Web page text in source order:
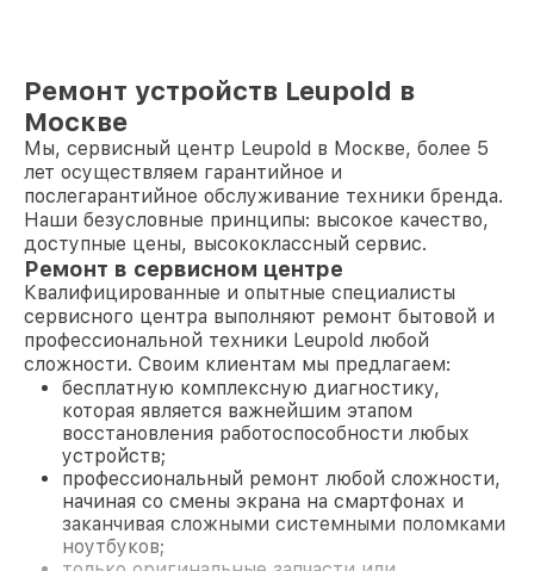
Ремонт устройств Leupold в
Москве
Мы, сервисный центр Leupold в Москве, более 5
лет осуществляем гарантийное и
послегарантийное обслуживание техники бренда.
Наши безусловные принципы: высокое качество,
доступные цены, высококлассный сервис.
Ремонт в сервисном центре
Квалифицированные и опытные специалисты
сервисного центра выполняют ремонт бытовой и
профессиональной техники Leupold любой
сложности. Своим клиентам мы предлагаем:
бесплатную комплексную диагностику,
которая является важнейшим этапом
восстановления работоспособности любых
устройств;
профессиональный ремонт любой сложности,
начиная со смены экрана на смартфонах и
заканчивая сложными системными поломками
ноутбуков;